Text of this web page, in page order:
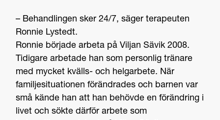
– Behandlingen sker 24/7, säger terapeuten
Ronnie Lystedt.
Ronnie började arbeta på Viljan Sävik 2008.
Tidigare arbetade han som personlig tränare
med mycket kvälls- och helgarbete. När
familjesituationen förändrades och barnen var
små kände han att han behövde en förändring i
livet och sökte därför arbete som